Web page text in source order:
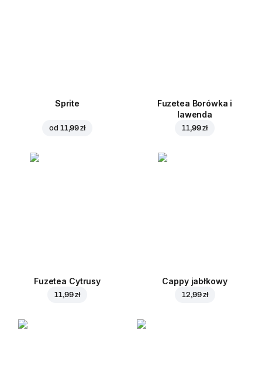
Sprite
od 11,99 zł
Fuzetea Borówka i
lawenda
11,99 zł
Fuzetea Cytrusy
11,99 zł
Cappy jabłkowy
12,99 zł